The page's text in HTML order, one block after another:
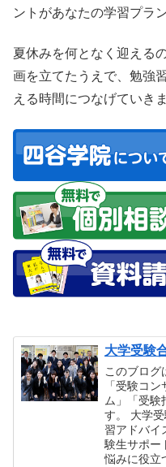
ントがあなたの学習プラ
夏休みを何となく迎える
画を立てたうえで、勉強
える時間につなげていき
大学受験
このブログ
「受験コ
ム」「受験
す。 大学
習アドバイ
験生サポー
悩みに役立